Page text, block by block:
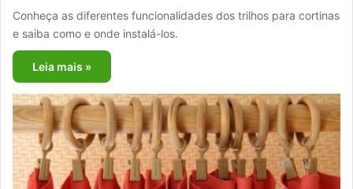
Conheça as diferentes funcionalidades dos trilhos para cortinas
e saiba como e onde instalá-los.
Leia mais »